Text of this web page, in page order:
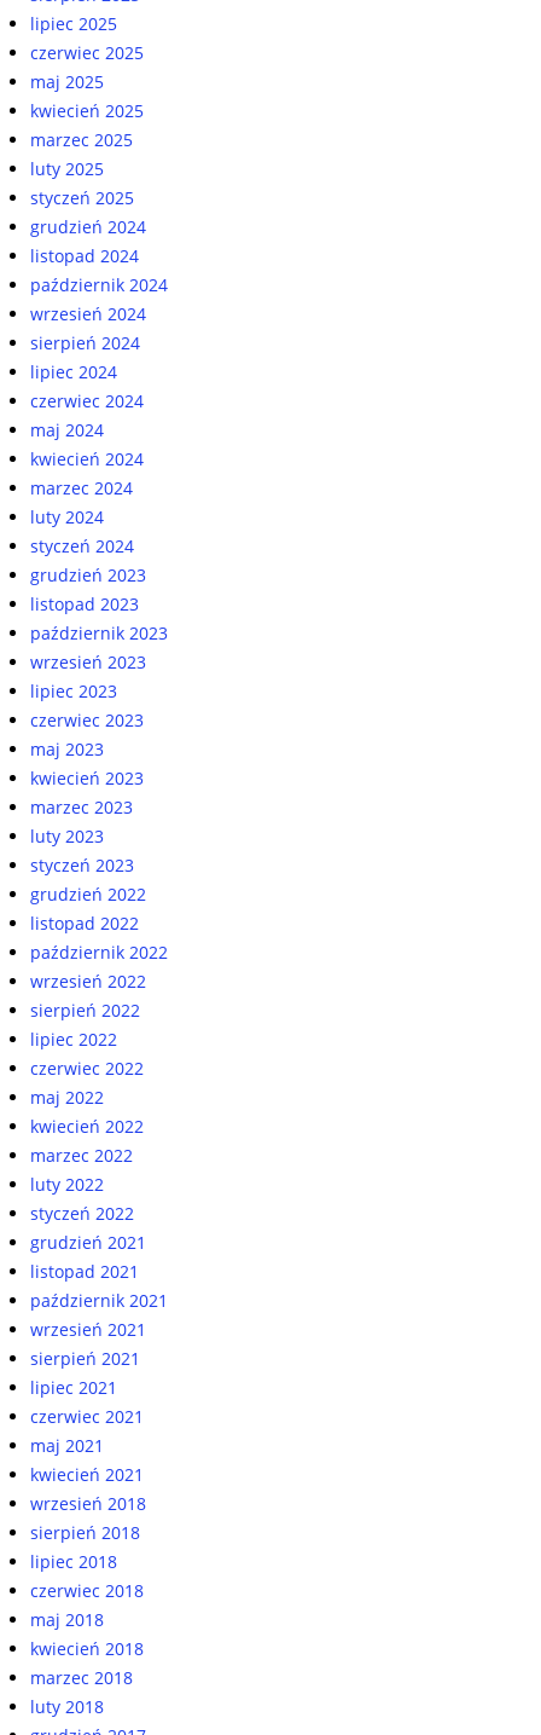
lipiec 2025
czerwiec 2025
maj 2025
kwiecień 2025
marzec 2025
luty 2025
styczeń 2025
grudzień 2024
listopad 2024
październik 2024
wrzesień 2024
sierpień 2024
lipiec 2024
czerwiec 2024
maj 2024
kwiecień 2024
marzec 2024
luty 2024
styczeń 2024
grudzień 2023
listopad 2023
październik 2023
wrzesień 2023
lipiec 2023
czerwiec 2023
maj 2023
kwiecień 2023
marzec 2023
luty 2023
styczeń 2023
grudzień 2022
listopad 2022
październik 2022
wrzesień 2022
sierpień 2022
lipiec 2022
czerwiec 2022
maj 2022
kwiecień 2022
marzec 2022
luty 2022
styczeń 2022
grudzień 2021
listopad 2021
październik 2021
wrzesień 2021
sierpień 2021
lipiec 2021
czerwiec 2021
maj 2021
kwiecień 2021
wrzesień 2018
sierpień 2018
lipiec 2018
czerwiec 2018
maj 2018
kwiecień 2018
marzec 2018
luty 2018